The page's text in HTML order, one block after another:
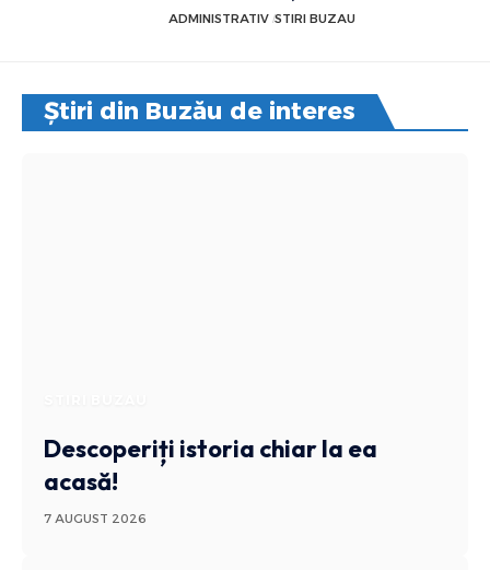
ADMINISTRATIV STIRI BUZAU
Știri din Buzău de interes
Descoperiți istoria chiar la ea
acasă!
7 AUGUST 2026